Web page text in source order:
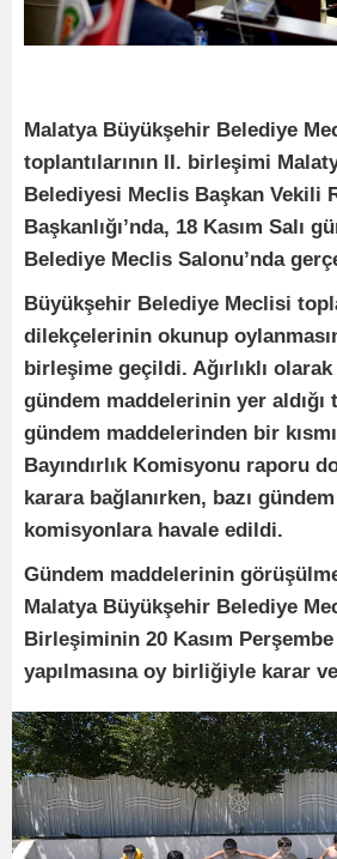
Malatya Büyükşehir Belediye
toplantılarının II. birleşimi
Belediyesi Meclis Başkan Vekili
Başkanlığı’nda, 18 Kasım Salı
Belediye Meclis Salonu’nda
Büyükşehir Belediye Meclisi
dilekçelerinin okunup
birleşime geçildi. Ağırlıklı
gündem maddelerinin yer aldığı
gündem maddelerinden bir
Bayındırlık Komisyonu raporu
karara bağlanırken, bazı
komisyonlara havale edildi.
Gündem maddelerinin
Malatya Büyükşehir Belediye
Birleşiminin 20 Kasım Perşembe
yapılmasına oy birliğiyle karar